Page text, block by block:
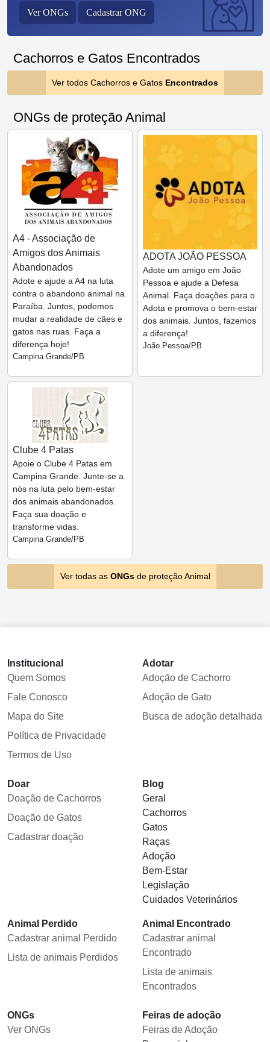
Ver ONGs Cadastrar ONG
Cachorros e Gatos Encontrados
Ver todos Cachorros e Gatos Encontrados
ONGs de proteção Animal
A4 - Associação de
Amigos dos Animais
Abandonados
Adote e ajude a A4 na luta
contra o abandono animal na
Paraíba. Juntos, podemos
mudar a realidade de cães e
gatos nas ruas. Faça a
diferença hoje!
Campina Grande/PB
ADOTA JOÃO PESSOA
Adote um amigo em João
Pessoa e ajude a Defesa
Animal. Faça doações para o
Adota e promova o bem-estar
dos animais. Juntos, fazemos
a diferença!
João Pessoa/PB
Clube 4 Patas
Apoie o Clube 4 Patas em
Campina Grande. Junte-se a
nós na luta pelo bem-estar
dos animais abandonados.
Faça sua doação e
transforme vidas.
Campina Grande/PB
Ver todas as ONGsde proteção Animal
Institucional
Quem Somos
Fale Conosco
Mapa do Site
Política de Privacidade
Termos de Uso
Adotar
Adoção de Cachorro
Adoção de Gato
Busca de adoção detalhada
Doar
Doação de Cachorros
Doação de Gatos
Cadastrar doação
Blog
Geral
Cachorros
Gatos
Raças
Adoção
Bem-Estar
Legislação
Cuidados Veterinários
Animal Perdido
Cadastrar animal Perdido
Lista de animais Perdidos
Animal Encontrado
Cadastrar animal
Encontrado
Lista de animais
Encontrados
ONGs
Ver ONGs
Feiras de adoção
Feiras de Adoção